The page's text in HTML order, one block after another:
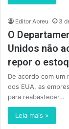
Editor Abreu 3
O
Unidos não
repor o
De acordo com um
dos EUA, as
para reabastecer…
Leia mais »